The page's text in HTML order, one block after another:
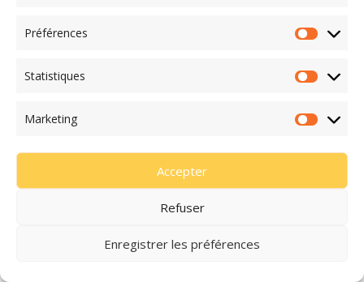
Préférences
Statistiques
Marketing
Accepter
Refuser
Enregistrer les préférences
Rejoignez la mobilisation :